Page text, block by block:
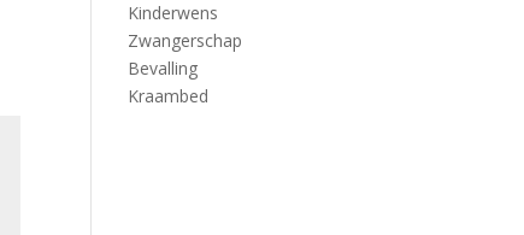
Kinderwens
Zwangerschap
Bevalling
Kraambed